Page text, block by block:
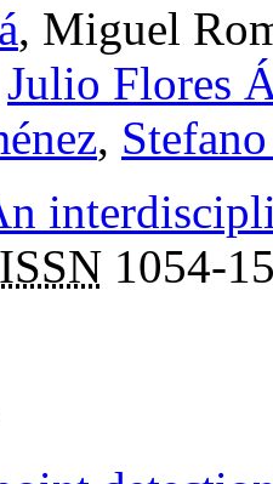
, Miguel
Julio Flores
,
ISSN 1054-